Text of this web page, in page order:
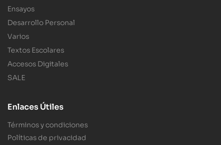
Ensayos
Desarrollo Personal
Varios
Textos Escolares
Accesos Digitales
SALE
Enlaces Útiles
Términos y condiciones
Políticas de privacidad